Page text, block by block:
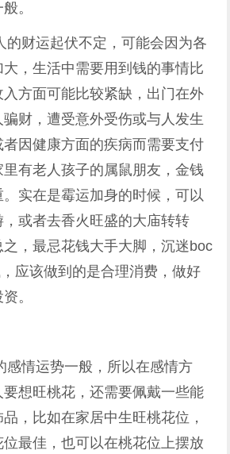
。
的财运起伏不定，可能会因为各
，生活中需要用到钱的事情比
方面可能比较紧缺，出门在外
财，遭受意外受伤或与人发生
因健康方面的疾病而需要支付
有老人孩子的属鼠朋友，金钱
实在是霉运加身的时候，可以
或者去香火旺盛的大庙转转
，最忌花钱大手大脚，沉迷boc
应该做到的是合理消费，做好
。
感情运势一般，所以在感情方
想旺桃花，还需要佩戴一些能
，比如在家居中生旺桃花位，
最佳，也可以在桃花位上摆放